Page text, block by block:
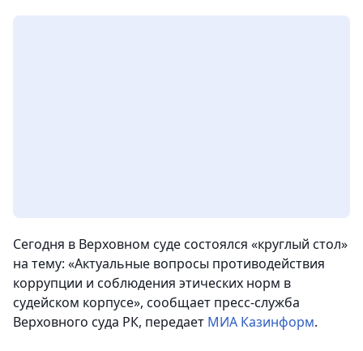
Сегодня в Верховном суде состоялся «круглый стол»
на тему: «Актуальные вопросы противодействия
коррупции и соблюдения этических норм в
судейском корпусе», сообщает пресс-служба
Верховного суда РК, передает МИА Казинформ.